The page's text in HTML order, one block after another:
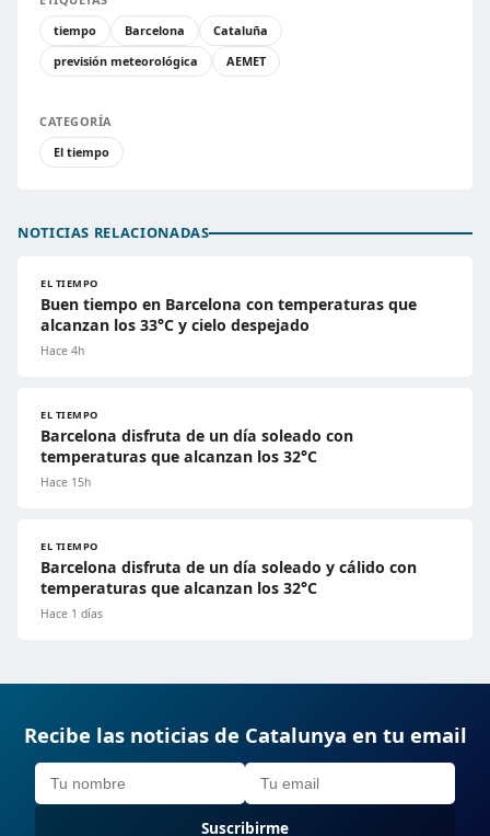
tiempo
Barcelona
Cataluña
previsión meteorológica
AEMET
CATEGORÍA
El tiempo
NOTICIAS RELACIONADAS
EL TIEMPO
Buen tiempo en Barcelona con temperaturas que
alcanzan los 33°C y cielo despejado
Hace 4h
EL TIEMPO
Barcelona disfruta de un día soleado con
temperaturas que alcanzan los 32°C
Hace 15h
EL TIEMPO
Barcelona disfruta de un día soleado y cálido con
temperaturas que alcanzan los 32°C
Hace 1 días
Recibe las noticias de Catalunya en tu email
Suscribirme